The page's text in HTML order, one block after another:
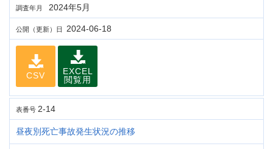
調査年月 2024年5月
公開（更新）日 2024-06-18
CSV
EXCEL
閲覧用
表番号 2-14
昼夜別死亡事故発生状況の推移